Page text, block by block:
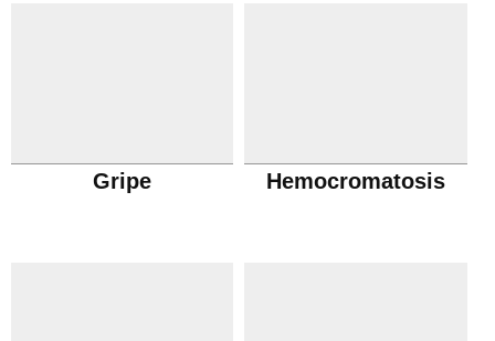
Gripe Hemocromatosis